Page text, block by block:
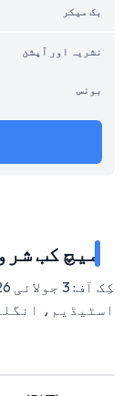
میچ کب
اسٹیڈیم،